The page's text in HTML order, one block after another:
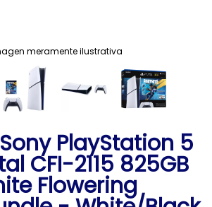
meramente ilustrativa
PlayStation 5
CFI-2115 825GB
Flowering